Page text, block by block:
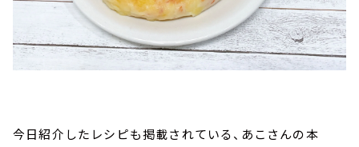
今日紹介したレシピも掲載されている、あこさんの本